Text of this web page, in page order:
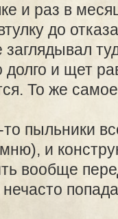
и раз в
до
заглядывал
долго и щет
То же
пыльники
и
вообще